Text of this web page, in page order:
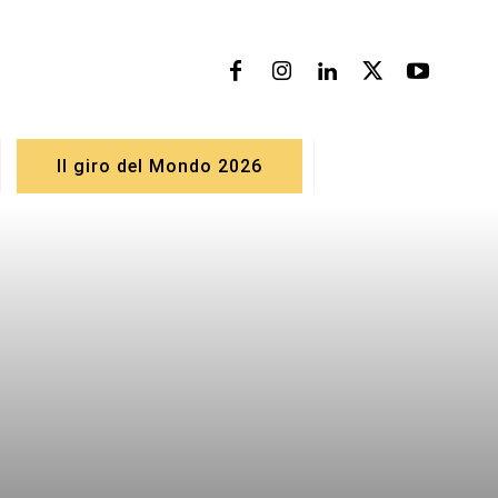
Il giro del Mondo 2026